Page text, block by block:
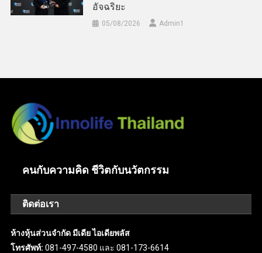
อัจฉริยะ
05/08/2026 Admin​1
คนกับความคิด ชีวิตกับนวัตกรรม
ติดต่อเรา
ห้างหุ้นส่วนจำกัด มีเดีย ไอเดียพลัส
โทรศัพท์: 081-497-4580 และ 081-173-6614